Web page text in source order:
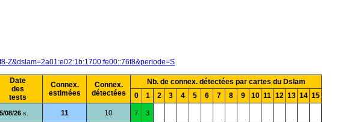
Z&dslam=2a01:e02:1b:1700:fe00::76f8&periode=S
Date
des
tests
Connex.
estimées
Connex.
détectées
Nb. de connex. détectées par cartes du Dslam
0
1 2 3 4 5 6 7 8 9 10 11 12 13 14 15
08/26 s. 11 10 7 3